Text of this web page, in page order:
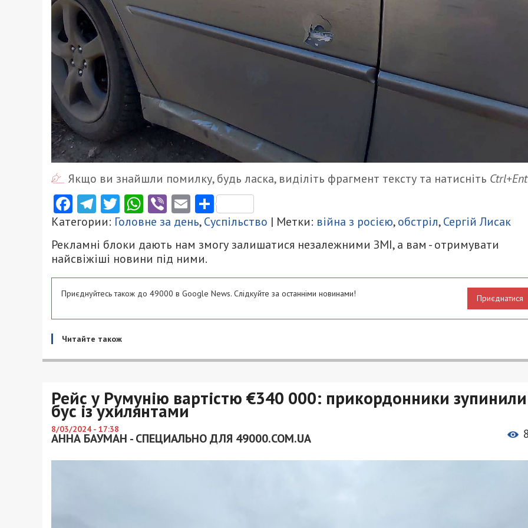
Якщо ви знайшли помилку, будь ласка, виділіть фрагмент тексту та натисніть
Facebook
Telegram
Twitter
WhatsApp
ViberEmailПоділитися
Категории: Головне за день,Суспільство | Метки: війна з росією,обстріл,Сергій Лисак
Рекламні блоки дають нам змогу залишатися незалежними ЗМІ, а вам - отримувати
найсвіжіші новини під ними.
Приєднуйтесь також до 49000 в Google News. Слідкуйте за останніми новинами! Приєднатися
Читайте також
Рейс у Румунію вартістю €340 000: прикордонники зупинили
бус із ухилянтами
8/03/2024 - 17:38
АННА БАУМАН - СПЕЦИАЛЬНО ДЛЯ 49000.COM.UA